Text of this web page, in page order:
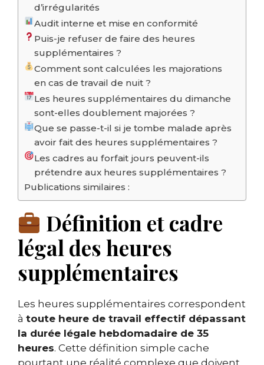
d’irrégularités
Audit interne et mise en conformité
Puis-je refuser de faire des heures
supplémentaires ?
Comment sont calculées les majorations
en cas de travail de nuit ?
Les heures supplémentaires du dimanche
sont-elles doublement majorées ?
Que se passe-t-il si je tombe malade après
avoir fait des heures supplémentaires ?
Les cadres au forfait jours peuvent-ils
prétendre aux heures supplémentaires ?
Publications similaires :
Définition et cadre
légal des heures
supplémentaires
Les heures supplémentaires correspondent
à toute heure de travail effectif dépassant
la durée légale hebdomadaire de 35
heures. Cette définition simple cache
pourtant une réalité complexe que doivent